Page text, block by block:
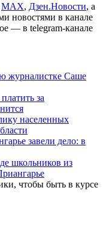
МАХ, Дзен.Новости, а
новостями в канале
— в telegram-канале
журналистке Саше
за
населенных
завели дело: в
школьников из
чтобы быть в курсе